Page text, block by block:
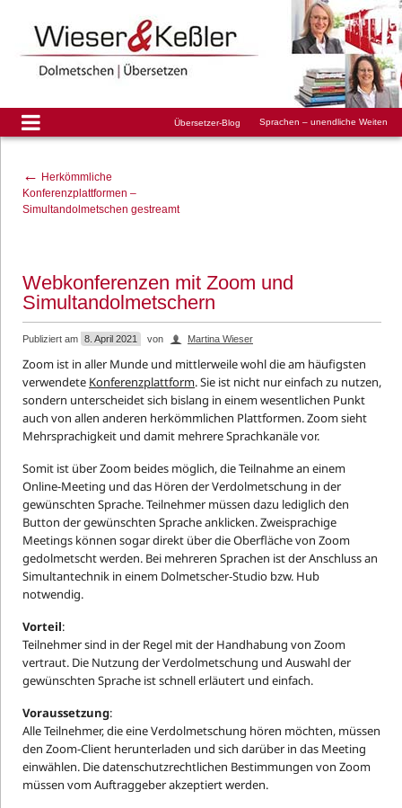
Übersetzer-Blog Sprachen – unendliche Weiten
← Herkömmliche
Konferenzplattformen –
Simultandolmetschen gestreamt
Webkonferenzen mit Zoom und
Simultandolmetschern
Publiziert am 8. April 2021 von Martina Wieser
Zoom ist in aller Munde und mittlerweile wohl die am häufigsten
verwendete Konferenzplattform. Sie ist nicht nur einfach zu nutzen,
sondern unterscheidet sich bislang in einem wesentlichen Punkt
auch von allen anderen herkömmlichen Plattformen. Zoom sieht
Mehrsprachigkeit und damit mehrere Sprachkanäle vor.
Somit ist über Zoom beides möglich, die Teilnahme an einem
Online-Meeting und das Hören der Verdolmetschung in der
gewünschten Sprache. Teilnehmer müssen dazu lediglich den
Button der gewünschten Sprache anklicken. Zweisprachige
Meetings können sogar direkt über die Oberfläche von Zoom
gedolmetscht werden. Bei mehreren Sprachen ist der Anschluss an
Simultantechnik in einem Dolmetscher-Studio bzw. Hub
notwendig.
Vorteil:
Teilnehmer sind in der Regel mit der Handhabung von Zoom
vertraut. Die Nutzung der Verdolmetschung und Auswahl der
gewünschten Sprache ist schnell erläutert und einfach.
Voraussetzung:
Alle Teilnehmer, die eine Verdolmetschung hören möchten, müssen
den Zoom-Client herunterladen und sich darüber in das Meeting
einwählen. Die datenschutzrechtlichen Bestimmungen von Zoom
müssen vom Auftraggeber akzeptiert werden.